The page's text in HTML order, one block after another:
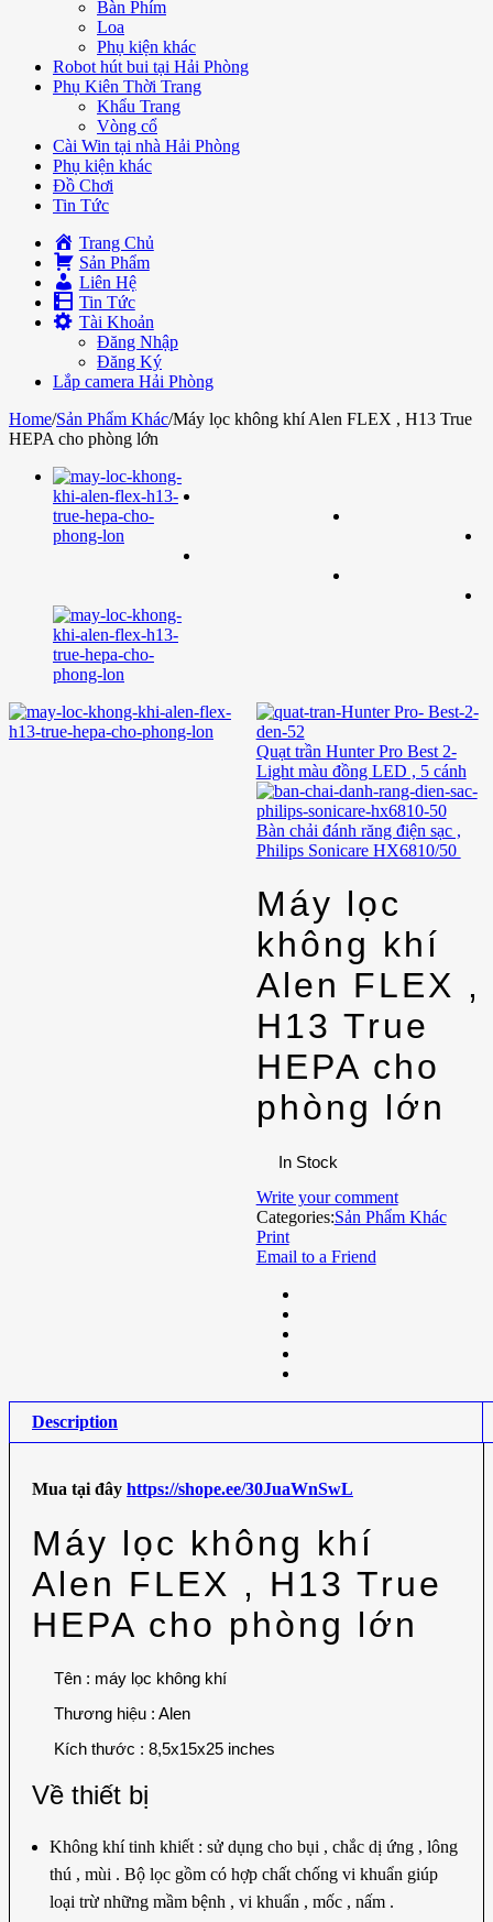
Bàn Phím
Loa
Phụ kiện khác
Robot hút bui tại Hải Phòng
Phụ Kiên Thời Trang
Khẩu Trang
Vòng cổ
Cài Win tại nhà Hải Phòng
Phụ kiện khác
Đồ Chơi
Tin Tức
Trang Chủ
Sản Phẩm
Liên Hệ
Tin Tức
Tài Khoản
Đăng Nhập
Đăng Ký
Lắp camera Hải Phòng
Home/Sản Phẩm Khác/Máy lọc không khí Alen FLEX , H13 True
HEPA cho phòng lớn
Quạt trần Hunter Pro Best 2-
Light màu đồng LED , 5 cánh
Bàn chải đánh răng điện sạc ,
Philips Sonicare HX6810/50
Máy lọc
không khí
Alen FLEX ,
H13 True
HEPA cho
phòng lớn
In Stock
Write your comment
Categories:Sản Phẩm Khác
Print
Email to a Friend
Description
Mua tại đây https://shope.ee/30JuaWnSwL
Máy lọc không khí
Alen FLEX , H13 True
HEPA cho phòng lớn
Tên : máy lọc không khí
Thương hiệu : Alen
Kích thước : 8,5x15x25 inches
Về thiết bị
Không khí tinh khiết : sử dụng cho bụi , chắc dị ứng , lông
thú , mùi . Bộ lọc gồm có hợp chất chống vi khuẩn giúp
loại trừ những mầm bệnh , vi khuẩn , mốc , nấm .